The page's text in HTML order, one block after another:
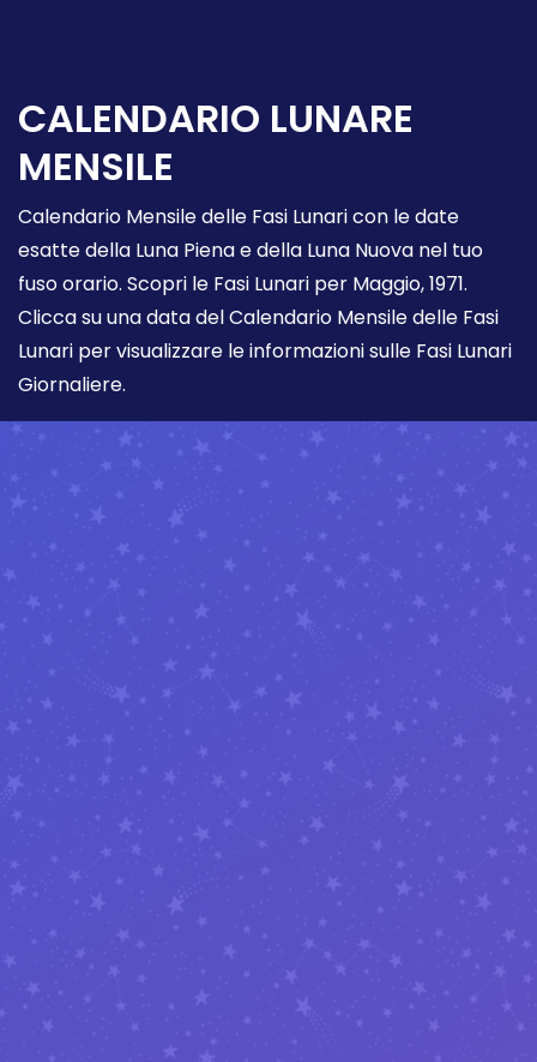
CALENDARIO LUNARE
MENSILE
Calendario Mensile delle Fasi Lunari con le date
esatte della Luna Piena e della Luna Nuova nel tuo
fuso orario. Scopri le Fasi Lunari per Maggio, 1971.
Clicca su una data del Calendario Mensile delle Fasi
Lunari per visualizzare le informazioni sulle Fasi Lunari
Giornaliere.